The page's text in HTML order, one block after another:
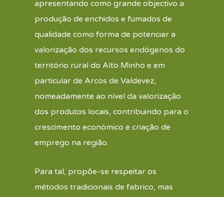
apresentando como grande objectivo a
produção de enchidos e fumados de
qualidade como forma de potenciar a
valorização dos recursos endógenos do
território rural do Alto Minho e em
particular de Arcos de Valdevez,
nomeadamente ao nível da valorização
dos produtos locais, contribuindo para o
crescimento económico e criação de
emprego na região.
Para tal, propõe-se respeitar os
métodos tradicionais de fabrico, mas